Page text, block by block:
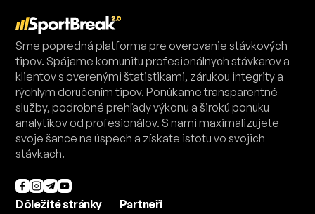
Sme popredná platforma pre overovanie stávkových
tipov. Spájame komunitu profesionálnych stávkarov a
klientov s overenými štatistikami, zárukou integrity a
rýchlym doručením tipov. Ponúkame transparentné
služby, podrobné prehľady výkonu a širokú ponuku
analytikov od profesionálov. S nami maximalizujete
svoje šance na úspech a získate istotu vo svojich
stávkach.
Dôležité stránky
Partneři